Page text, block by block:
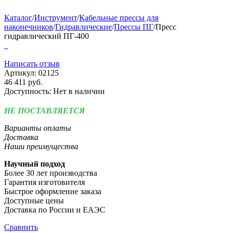
Каталог/Инструмент/Кабельные прессы для
наконечников/Гидравлические/Прессы ПГ/Пресс
гидравлический ПГ-400
Написать отзыв
Артикул: 02125
46 411 руб.
Доступность: Нет в наличии
НЕ ПОСТАВЛЯЕТСЯ
Варианты оплаты
Доставка
Наши преимущества
Научный подход
Более 30 лет производства
Гарантия изготовителя
Быстрое оформление заказа
Доступные цены
Доставка по России и ЕАЭС
Сравнить